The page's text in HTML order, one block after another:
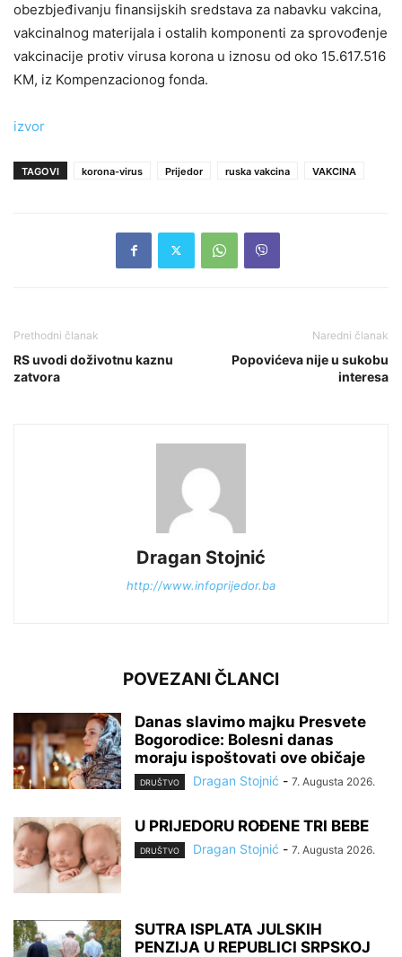
obezbjeđivanju finansijskih sredstava za nabavku vakcina,
vakcinalnog materijala i ostalih komponenti za sprovođenje
vakcinacije protiv virusa korona u iznosu od oko 15.617.516
KM, iz Kompenzacionog fonda.
izvor
TAGOVI korona-virus Prijedor ruska vakcina VAKCINA
Prethodni članak
RS uvodi doživotnu kaznu
zatvora
Naredni članak
Popovićeva nije u sukobu
interesa
Dragan Stojnić
http://www.infoprijedor.ba
POVEZANI ČLANCI
Danas slavimo majku Presvete
Bogorodice: Bolesni danas
moraju ispoštovati ove običaje
DRUŠTVO Dragan Stojnić - 7. Augusta 2026.
U PRIJEDORU ROĐENE TRI BEBE
DRUŠTVO Dragan Stojnić - 7. Augusta 2026.
SUTRA ISPLATA JULSKIH
PENZIJA U REPUBLICI SRPSKOJ